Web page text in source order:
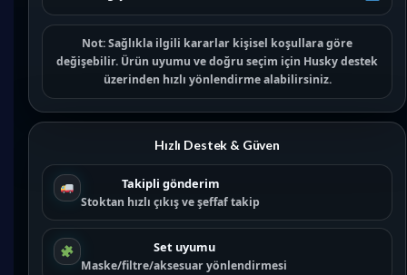
Not:Sağlıkla ilgili kararlar kişisel koşullara göre
değişebilir. Ürün uyumu ve doğru seçim için Husky destek
üzerinden hızlı yönlendirme alabilirsiniz.
Hızlı Destek & Güven
Takipli gönderim
Stoktan hızlı çıkış ve şeffaf takip
Set uyumu
Maske/filtre/aksesuar yönlendirmesi